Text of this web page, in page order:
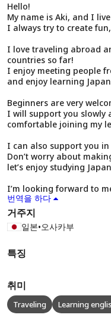
Hello!
My name is Aki, and I
I always try to create
I love traveling abroad
countries so far!
I enjoy meeting people
and enjoy learning
Beginners are very
I will support you slowly
comfortable joining my
I can also support you in
Don’t worry about
let’s enjoy studying
I’m looking forward to
번역을 하다
거주지
일본•오사카부
특징
취미
Traveling Learning